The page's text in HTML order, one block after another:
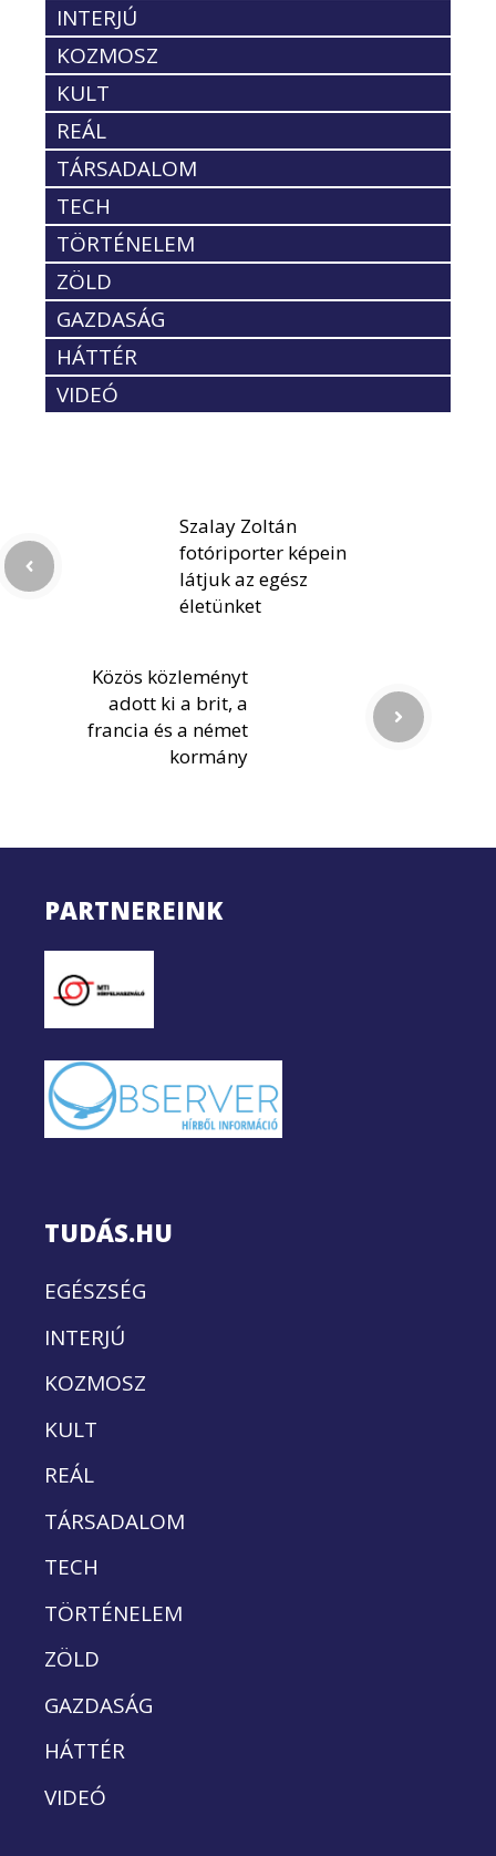
INTERJÚ
KOZMOSZ
KULT
REÁL
TÁRSADALOM
TECH
TÖRTÉNELEM
ZÖLD
GAZDASÁG
HÁTTÉR
VIDEÓ
Szalay Zoltán
fotóriporter képein
látjuk az egész
életünket
Közös közleményt
adott ki a brit, a
francia és a német
kormány
PARTNEREINK
TUDÁS.HU
EGÉSZSÉG
INTERJÚ
KOZMOSZ
KULT
REÁL
TÁRSADALOM
TECH
TÖRTÉNELEM
ZÖLD
GAZDASÁG
HÁTTÉR
VIDEÓ